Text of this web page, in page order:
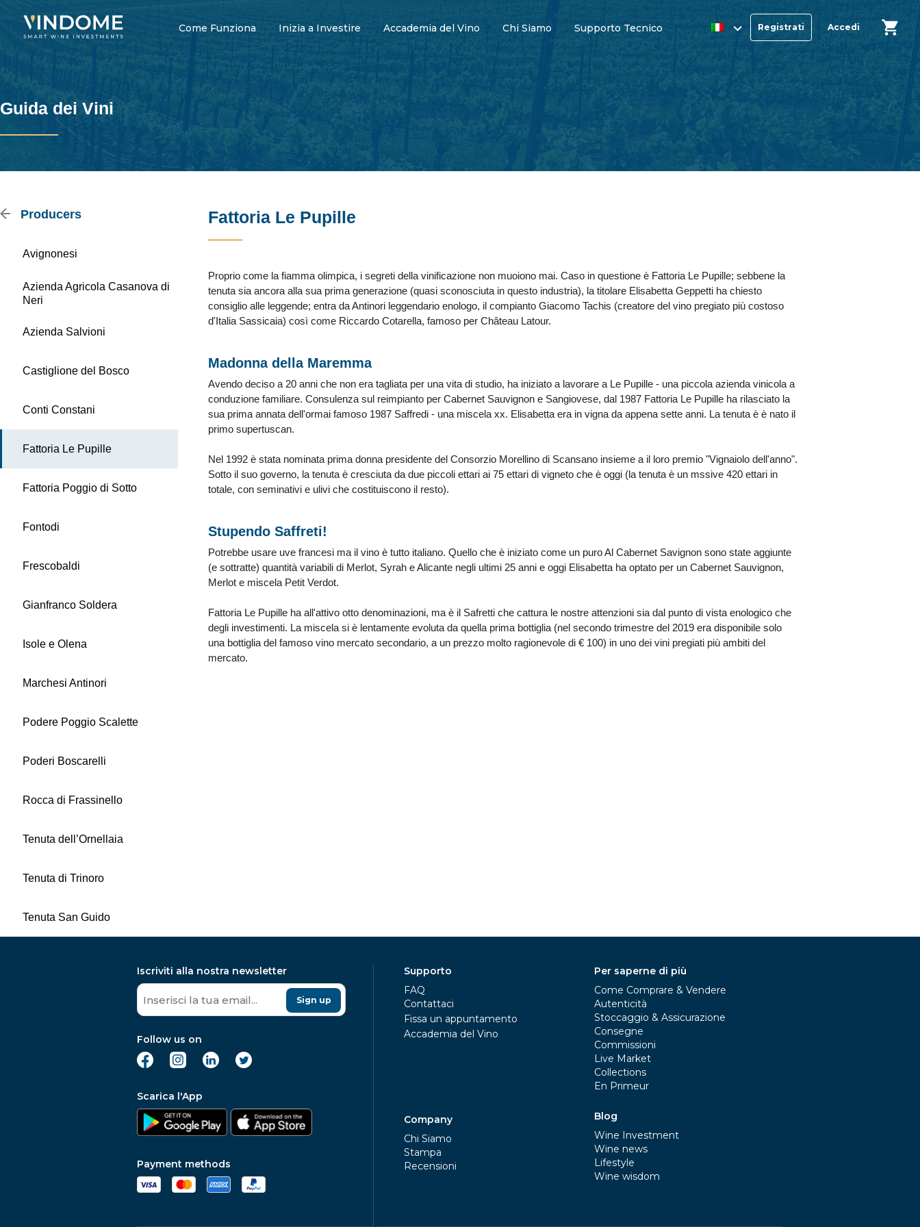
Come Funziona Inizia a Investire Accademia del Vino Chi Siamo Supporto Tecnico Registrati Accedi
Guida dei Vini
Producers
Avignonesi
Azienda Agricola Casanova di
Neri
Azienda Salvioni
Castiglione del Bosco
Conti Constani
Fattoria Le Pupille
Fattoria Poggio di Sotto
Fontodi
Frescobaldi
Gianfranco Soldera
Isole e Olena
Marchesi Antinori
Podere Poggio Scalette
Poderi Boscarelli
Rocca di Frassinello
Tenuta dell’Ornellaia
Tenuta di Trinoro
Tenuta San Guido
Fattoria Le Pupille
Proprio come la fiamma olimpica, i segreti della vinificazione non muoiono mai. Caso in questione è Fattoria Le Pupille; sebbene la
tenuta sia ancora alla sua prima generazione (quasi sconosciuta in questo industria), la titolare Elisabetta Geppetti ha chiesto
consiglio alle leggende; entra da Antinori leggendario enologo, il compianto Giacomo Tachis (creatore del vino pregiato più costoso
d'Italia Sassicaia) così come Riccardo Cotarella, famoso per Château Latour.
Madonna della Maremma
Avendo deciso a 20 anni che non era tagliata per una vita di studio, ha iniziato a lavorare a Le Pupille - una piccola azienda vinicola a
conduzione familiare. Consulenza sul reimpianto per Cabernet Sauvignon e Sangiovese, dal 1987 Fattoria Le Pupille ha rilasciato la
sua prima annata dell'ormai famoso 1987 Saffredi - una miscela xx. Elisabetta era in vigna da appena sette anni. La tenuta è è nato il
primo supertuscan.
Nel 1992 è stata nominata prima donna presidente del Consorzio Morellino di Scansano insieme a il loro premio "Vignaiolo dell'anno".
Sotto il suo governo, la tenuta è cresciuta da due piccoli ettari ai 75 ettari di vigneto che è oggi (la tenuta è un mssive 420 ettari in
totale, con seminativi e ulivi che costituiscono il resto).
Stupendo Saffreti!
Potrebbe usare uve francesi ma il vino è tutto italiano. Quello che è iniziato come un puro Al Cabernet Savignon sono state aggiunte
(e sottratte) quantità variabili di Merlot, Syrah e Alicante negli ultimi 25 anni e oggi Elisabetta ha optato per un Cabernet Sauvignon,
Merlot e miscela Petit Verdot.
Fattoria Le Pupille ha all'attivo otto denominazioni, ma è il Safretti che cattura le nostre attenzioni sia dal punto di vista enologico che
degli investimenti. La miscela si è lentamente evoluta da quella prima bottiglia (nel secondo trimestre del 2019 era disponibile solo
una bottiglia del famoso vino mercato secondario, a un prezzo molto ragionevole di € 100) in uno dei vini pregiati più ambiti del
mercato.
Iscriviti alla nostra newsletter
Sign up
Follow us on
Scarica l'App
Payment methods
Supporto
FAQ
Contattaci
Fissa un appuntamento
Accademia del Vino
Company
Chi Siamo
Stampa
Recensioni
Per saperne di più
Come Comprare & Vendere
Autenticità
Stoccaggio & Assicurazione
Consegne
Commissioni
Live Market
Collections
En Primeur
Blog
Wine Investment
Wine news
Lifestyle
Wine wisdom